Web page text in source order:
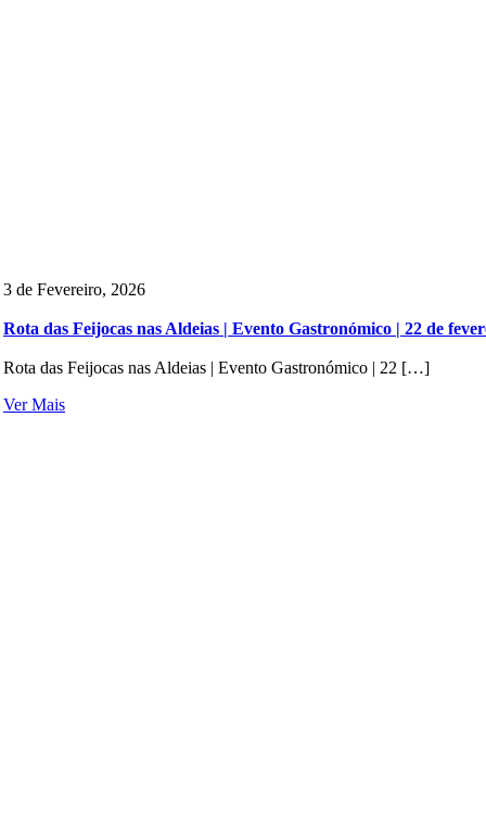
3 de Fevereiro, 2026
Rota das Feijocas nas Aldeias | Evento Gastronómico | 22 de
Rota das Feijocas nas Aldeias | Evento Gastronómico | 22 […]
Ver Mais